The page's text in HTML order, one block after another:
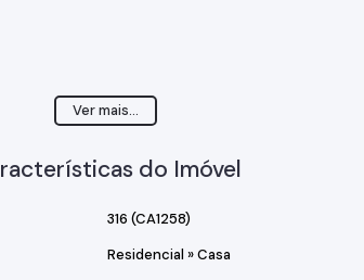
Ver mais...
do Imóvel
316 (CA1258)
Residencial »Casa